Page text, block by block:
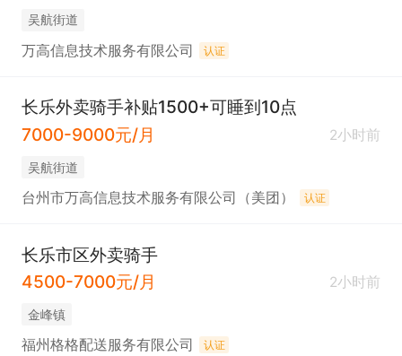
吴航街道
万高信息技术服务有限公司 认证
长乐外卖骑手补贴1500+可睡到10点
7000-9000元/月
2小时前
吴航街道
台州市万高信息技术服务有限公司（美团） 认证
长乐市区外卖骑手
4500-7000元/月
2小时前
​金峰镇
福州格格配送服务有限公司 认证